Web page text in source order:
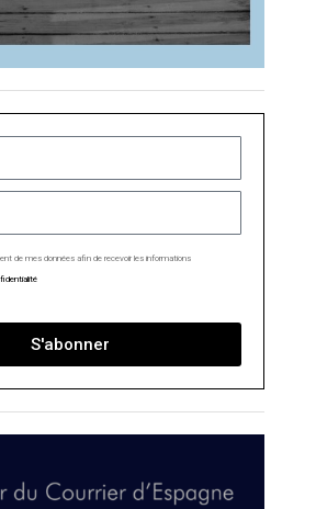
de mes données afin de recevoir les informations
S'abonner